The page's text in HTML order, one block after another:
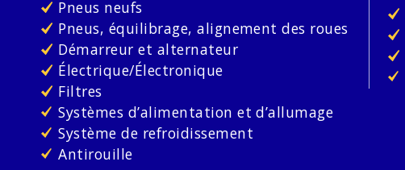
Pneus neufs
Pneus, équilibrage, alignement des roues
Démarreur et alternateur
Électrique/Électronique
Filtres
Systèmes d’alimentation et d’allumage
Système de refroidissement
Antirouille